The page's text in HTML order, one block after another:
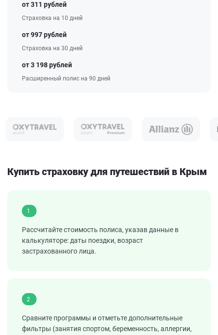
от 311 рублей
Страховка на 10 дней
от 997 рублей
Страховка на 30 дней
от 3 198 рублей
Расширенный полис на 90 дней
Купить страховку для путешествий в Крым
1
Рассчитайте стоимость полиса, указав данные в
калькуляторе: даты поездки, возраст
застрахованного лица.
2
Сравните программы и отметьте дополнительные
фильтры (занятия спортом, беременность, аллергии,